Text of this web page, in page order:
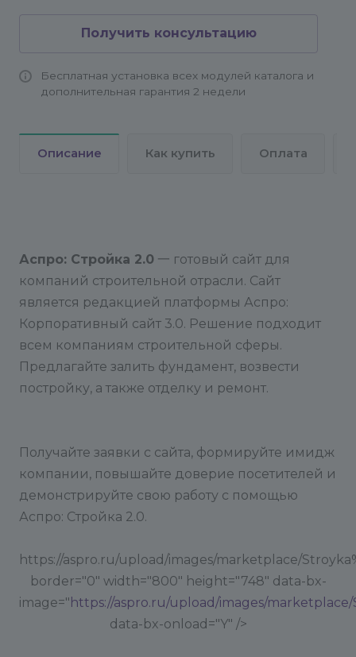
Получить консультацию
Бесплатная установка всех модулей каталога и
дополнительная гарантия 2 недели
Описание Как купить Оплата
Аспро: Стройка 2.0 一 готовый сайт для
компаний строительной отрасли. Сайт
является редакцией платформы Аспро:
Корпоративный сайт 3.0. Решение подходит
всем компаниям строительной сферы.
Предлагайте залить фундамент, возвести
постройку, а также отделку и ремонт.
Получайте заявки с сайта, формируйте имидж
компании, повышайте доверие посетителей и
демонстрируйте свою работу с помощью
Аспро: Стройка 2.0.
https://aspro.ru/upload/images/marketplace/
border="0" width="800" height="748" data-bx-
image=" https://aspro.ru/upload/images/
data-bx-onload="Y" />